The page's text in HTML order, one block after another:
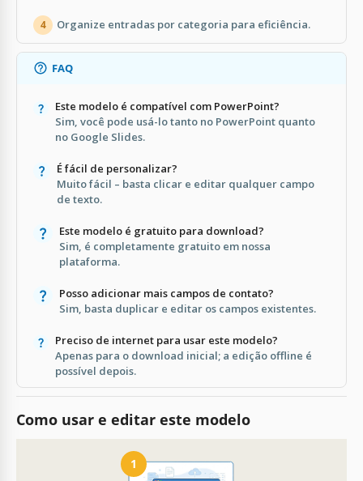
4 Organize entradas por categoria para eficiência.
FAQ
Este modelo é compatível com PowerPoint?
Sim, você pode usá-lo tanto no PowerPoint quanto
no Google Slides.
É fácil de personalizar?
Muito fácil – basta clicar e editar qualquer campo
de texto.
Este modelo é gratuito para download?
Sim, é completamente gratuito em nossa
plataforma.
Posso adicionar mais campos de contato?
Sim, basta duplicar e editar os campos existentes.
Preciso de internet para usar este modelo?
Apenas para o download inicial; a edição offline é
possível depois.
Como usar e editar este modelo
1